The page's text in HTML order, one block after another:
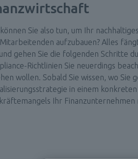
Sie also tun, um Ihr
Mitarbeitenden aufzubauen? Alles
gehen Sie die folgenden Schritte
Richtlinien Sie neuerdings
wollen. Sobald Sie wissen, wo Sie
in einem
Ihr Finanzunternehmen